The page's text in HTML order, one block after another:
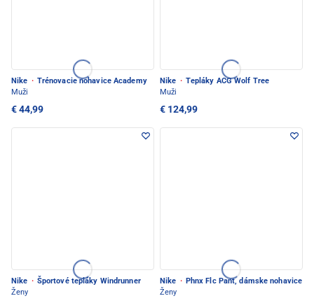
Nike · Trénovacie nohavice Academy
Muži
€ 44,99
Nike · Tepláky ACG Wolf Tree
Muži
€ 124,99
Nike · Športové tepláky Windrunner
Ženy
Nike · Phnx Flc Pant, dámske nohavice
Ženy